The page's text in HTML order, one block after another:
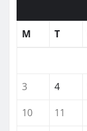
M
T
3
4
10
11